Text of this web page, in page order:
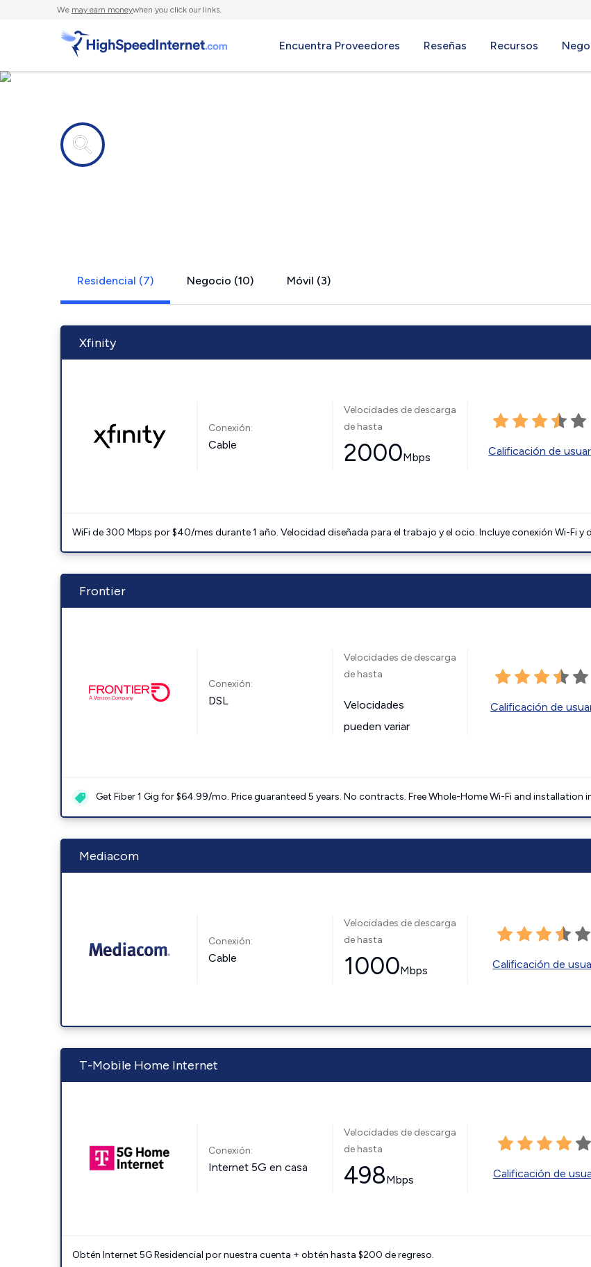
We may earn moneywhen you click our links.
Encuentra Proveedores Reseñas Recursos
Residencial (7) Negocio (10) Móvil (3)
Xfinity
Conexión:
Cable
Velocidades de descarga
de hasta
2000Mbps Calificación de
WiFi de 300 Mbps por $40/mes durante 1 año. Velocidad diseñada para el trabajo y el ocio. Incluye conexión Wi-Fi
Frontier
Conexión:
DSL
Velocidades de descarga
de hasta
Velocidades
pueden variar
Calificación de
Get Fiber 1 Gig for $64.99/mo. Price guaranteed 5 years. No contracts. Free Whole-Home Wi-Fi and installation
Mediacom
Conexión:
Cable
Velocidades de descarga
de hasta
1000Mbps Calificación de
T-Mobile Home Internet
Conexión:
Internet 5G en casa
Velocidades de descarga
de hasta
498Mbps Calificación de
Obtén Internet 5G Residencial por nuestra cuenta + obtén hasta $200 de regreso.